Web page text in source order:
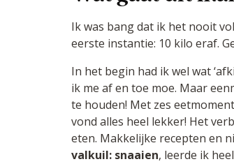
Ik was bang dat ik het nooit
eerste instantie: 10 kilo eraf.
In het begin had ik wel wat
ik me af en toe moe. Maar
te houden! Met zes
vond alles heel lekker! Het
eten. Makkelijke recepten en
valkuil: snaaien, leerde ik